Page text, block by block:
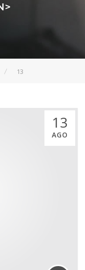
13
13
AGO